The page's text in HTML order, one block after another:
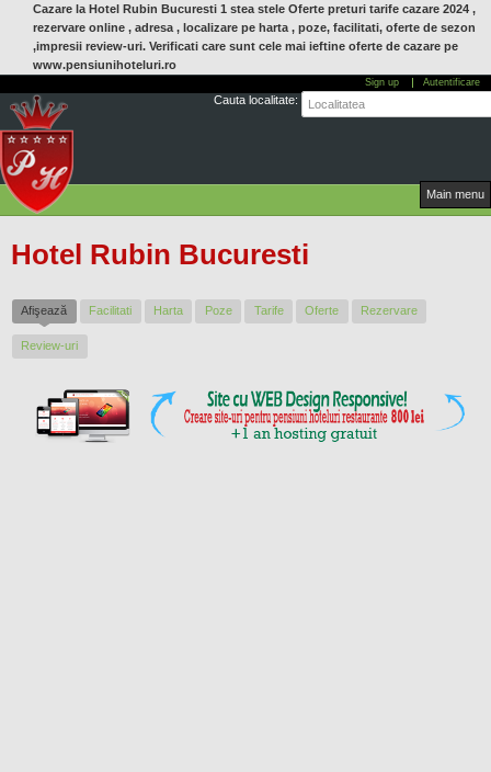
Mergi
la
principal
Cazare la Hotel Rubin Bucuresti 1 stea stele Oferte preturi tarife cazare 2024 ,
rezervare online , adresa , localizare pe harta , poze, facilitati, oferte de sezon
,impresii review-uri. Verificati care sunt cele mai ieftine oferte de cazare pe
www.pensiunihoteluri.ro
Sign up Autentificare
Cauta localitate:
Main menu
Hotel Rubin Bucuresti
Afişează (tab activ)
Facilitati Harta Poze Tarife Oferte Rezervare
Review-uri